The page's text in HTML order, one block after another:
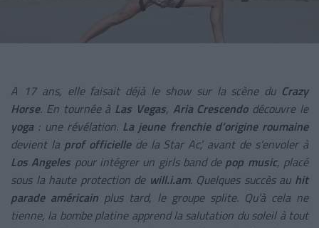
A 17 ans, elle faisait déjà le show sur la scène du Crazy
Horse. En tournée à Las Vegas, Aria Crescendodécouvre le
yoga : une révélation.La jeune frenchie d’origine roumaine
devient la prof officiellede la Star Ac’, avant de s’envoler à
Los Angeles pour intégrer un girls band depop music, placé
sous la haute protection de will.i.am. Quelques succès au hit
parade américain plus tard, le groupe splite. Qu’à cela ne
tienne, la bombe platine apprend la salutation du soleil à tout